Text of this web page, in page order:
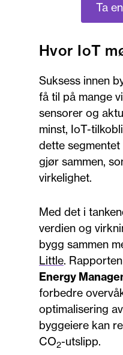
Ta
Hvor IoT
Suksess innen
få til på mange
sensorer og
minst, IoT-
dette
gjør sammen,
virkelighet.
Med det i
verdien og
bygg sammen
Little. Rapporten
Energy
forbedre
optimalisering
byggeiere kan
CO2-utslipp.